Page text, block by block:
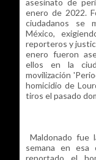
enero de 2022.
ciudadanos se
México,
reporteros y
enero fueron
ellos en la
movilización
homicidio de
tiros el pasado
Maldonado fue
semana en esa
reportado el